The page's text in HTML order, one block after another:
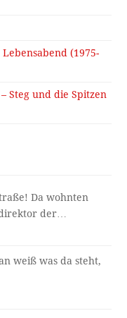
(1975-
Steg und die Spitzen
Da wohnten
der…
weiß was da steht,